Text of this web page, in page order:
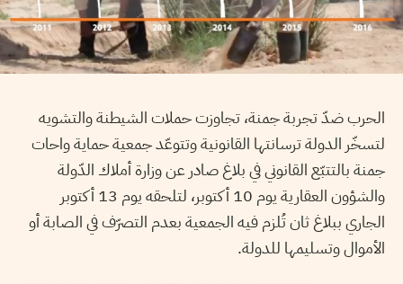
الحرب ضدّ تجربة جمنة، تجاوزت حملات الشيطنة والتشويه
لتسخّر الدولة ترسانتها القانونية وتتوعّد جمعية حماية واحات
جمنة بالتتبّع القانوني في بلاغ صادر عن وزارة أملاك الدّولة
والشؤون العقارية يوم 10 أكتوبر، لتلحقه يوم 13 أكتوبر
الجاري ببلاغ ثان تُلزم فيه الجمعية بعدم التصرّف في الصابة أو
الأموال وتسليمها للدولة.